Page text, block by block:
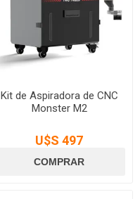
Kit de Aspiradora de CNC
Monster M2
U$S 497